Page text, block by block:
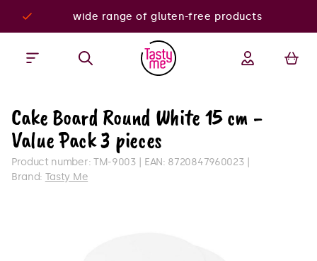
wide range of gluten-free products
Cake Board Round White 15 cm -
Value Pack 3 pieces
Product number: TM-9003 EAN: 8720847960023
Brand: Tasty Me